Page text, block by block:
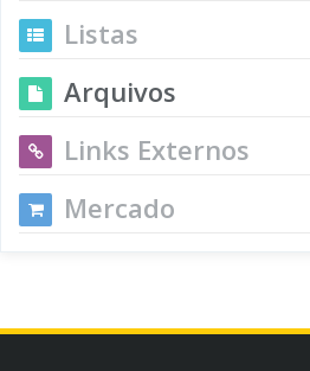
Listas
Arquivos
Links Externos
Mercado